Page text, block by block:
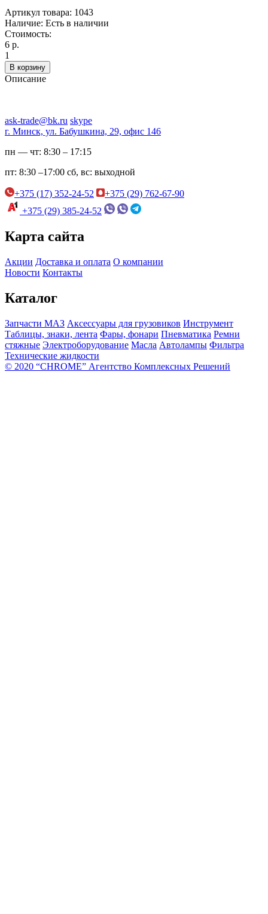
Артикул товара: 1043
Наличие: Есть в наличии
Стоимость:
6 р.
1
В корзину
Описание
ask-trade@bk.ru skype
г. Минск, ул. Бабушкина, 29, офис 146
пн — чт: 8:30 – 17:15
пт: 8:30 –17:00 сб, вс: выходной
+375 (17) 352-24-52
+375 (29) 762-67-90
+375 (29) 385-24-52
Карта сайта
Акции Доставка и оплата О компании
Новости Контакты
Каталог
Запчасти МАЗ Аксессуары для грузовиков Инструмент
Таблицы, знаки, лента Фары, фонари Пневматика Ремни
стяжные Электроборудование Масла Автолампы Фильтра
Технические жидкости
© 2020 “CHROME” Агентство Комплексных Решений